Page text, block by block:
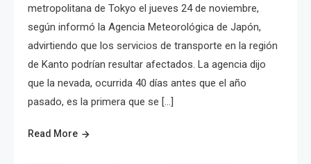
metropolitana de Tokyo el jueves 24 de noviembre,
según informó la Agencia Meteorológica de Japón,
advirtiendo que los servicios de transporte en la región
de Kanto podrían resultar afectados. La agencia dijo
que la nevada, ocurrida 40 días antes que el año
pasado, es la primera que se […]
Read More